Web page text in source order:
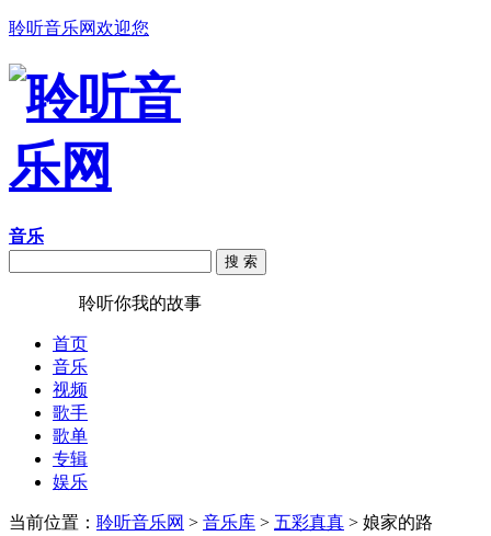
聆听音乐网欢迎您
音乐
搜 索
聆听你我的故事
首页
音乐
视频
歌手
歌单
专辑
娱乐
当前位置： 聆听音乐网 > 音乐库 > 五彩真真 > 娘家的路